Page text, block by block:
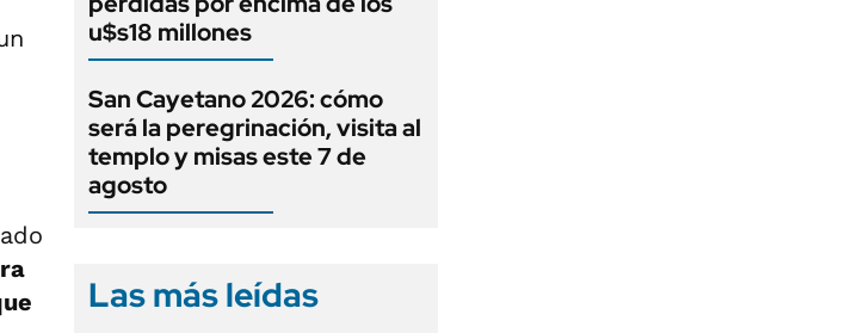
u$s18 millones
San Cayetano 2026: cómo
será la peregrinación, visita al
templo y misas este 7 de
agosto
Las más leídas